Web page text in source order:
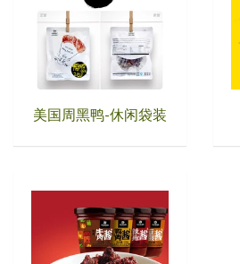
美国周黑鸭-休闲袋装